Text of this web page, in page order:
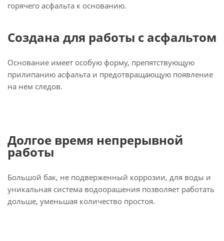
горячего асфальта к основанию.
Создана для работы с асфальтом
Основание имеет особую форму, препятствующую
прилипанию асфальта и предотвращающую появление
на нем следов.
Долгое время непрерывной
работы
Большой бак, не подверженный коррозии, для воды и
уникальная система водоорашения позволяет работать
дольше, уменьшая количество простоя.